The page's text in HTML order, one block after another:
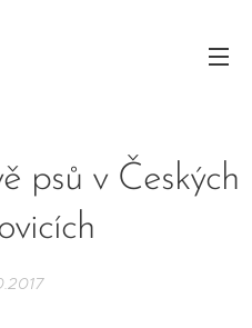
psů v Českých